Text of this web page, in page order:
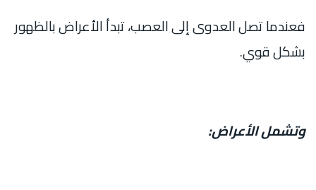
فعندما تصل العدوى إلى العصب، تبدأ الأعراض بالظهور
بشكل قوي.
وتشمل الأعراض: